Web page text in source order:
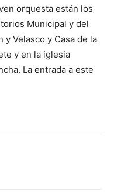
orquesta están los
Municipal y del
Velasco y Casa de la
y en la iglesia
La entrada a este